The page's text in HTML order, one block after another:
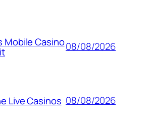
Mobile Casino08/08/2026
Live Casinos 08/08/2026